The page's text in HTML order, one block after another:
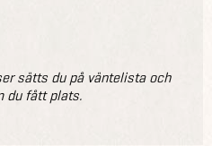
sätts du på väntelista och
du fått plats.